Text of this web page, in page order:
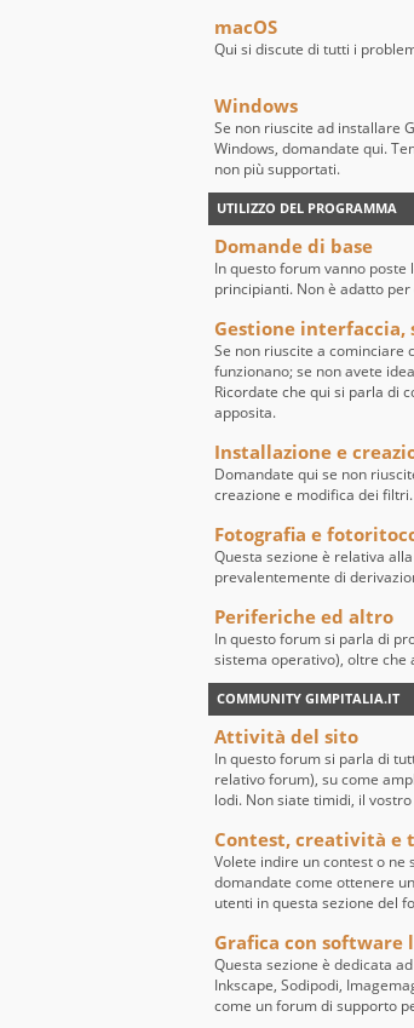
macOS
Qui si discute di tutti i
Windows
Se non riuscite ad installare
Windows, domandate qui.
non più supportati.
UTILIZZO DEL PROGRAMMA
Domande di base
In questo forum vanno
principianti. Non è adatto
Gestione
Se non riuscite a cominciare
funzionano; se non avete
Ricordate che qui si parla di
apposita.
Installazione e
Domandate qui se non
creazione e modifica dei
Fotografia e
Questa sezione è relativa
prevalentemente di
Periferiche ed altro
In questo forum si parla di
sistema operativo), oltre che
COMMUNITY GIMPITALIA.IT
Attività del sito
In questo forum si parla di
relativo forum), su come
lodi. Non siate timidi, il
Contest, creatività e
Volete indire un contest o ne
domandate come ottenere
utenti in questa sezione del
Grafica con software
Questa sezione è dedicata
Inkscape, Sodipodi,
come un forum di supporto